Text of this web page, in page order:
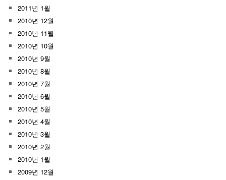
2011년 1월
2010년 12월
2010년 11월
2010년 10월
2010년 9월
2010년 8월
2010년 7월
2010년 6월
2010년 5월
2010년 4월
2010년 3월
2010년 2월
2010년 1월
2009년 12월